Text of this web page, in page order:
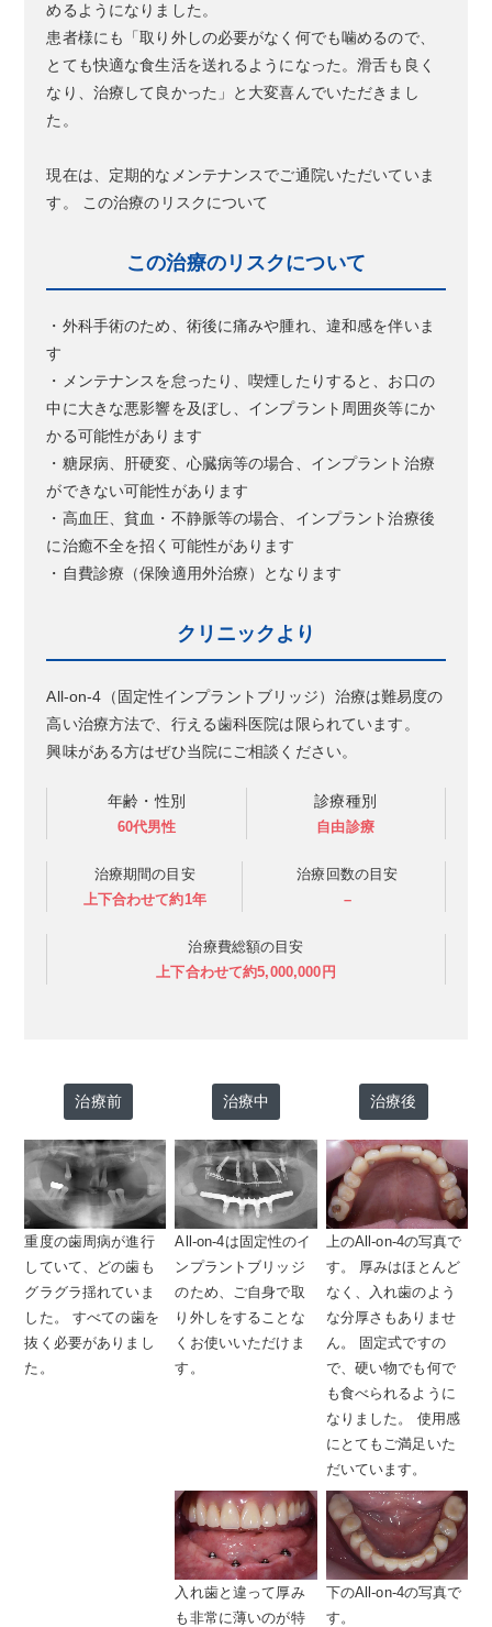
めるようになりました。
患者様にも「取り外しの必要がなく何でも噛めるので、
とても快適な食生活を送れるようになった。滑舌も良く
なり、治療して良かった」と大変喜んでいただきまし
た。
現在は、定期的なメンテナンスでご通院いただいていま
す。 この治療のリスクについて
この治療のリスクについて
・外科手術のため、術後に痛みや腫れ、違和感を伴いま
す
・メンテナンスを怠ったり、喫煙したりすると、お口の
中に大きな悪影響を及ぼし、インプラント周囲炎等にか
かる可能性があります
・糖尿病、肝硬変、心臓病等の場合、インプラント治療
ができない可能性があります
・高血圧、貧血・不静脈等の場合、インプラント治療後
に治癒不全を招く可能性があります
・自費診療（保険適用外治療）となります
クリニックより
All-on-4（固定性インプラントブリッジ）治療は難易度の
高い治療方法で、行える歯科医院は限られています。
興味がある方はぜひ当院にご相談ください。
年齢・性別
60代男性
診療種別
自由診療
治療期間の目安
上下合わせて約1年
治療回数の目安
–
治療費総額の目安
上下合わせて約5,000,000円
治療前 治療中 治療後
重度の歯周病が進行
していて、どの歯も
グラグラ揺れていま
した。 すべての歯を
抜く必要がありまし
た。
All-on-4は固定性のイ
ンプラントブリッジ
のため、ご自身で取
り外しをすることな
くお使いいただけま
す。
上のAll-on-4の写真で
す。 厚みはほとんど
なく、入れ歯のよう
な分厚さもありませ
ん。 固定式ですの
で、硬い物でも何で
も食べられるように
なりました。 使用感
にとてもご満足いた
だいています。
入れ歯と違って厚み
も非常に薄いのが特
下のAll-on-4の写真で
す。